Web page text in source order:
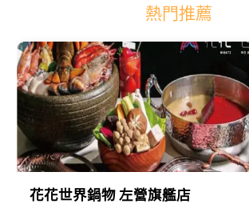
熱門推薦
花花世界鍋物 左營旗艦店